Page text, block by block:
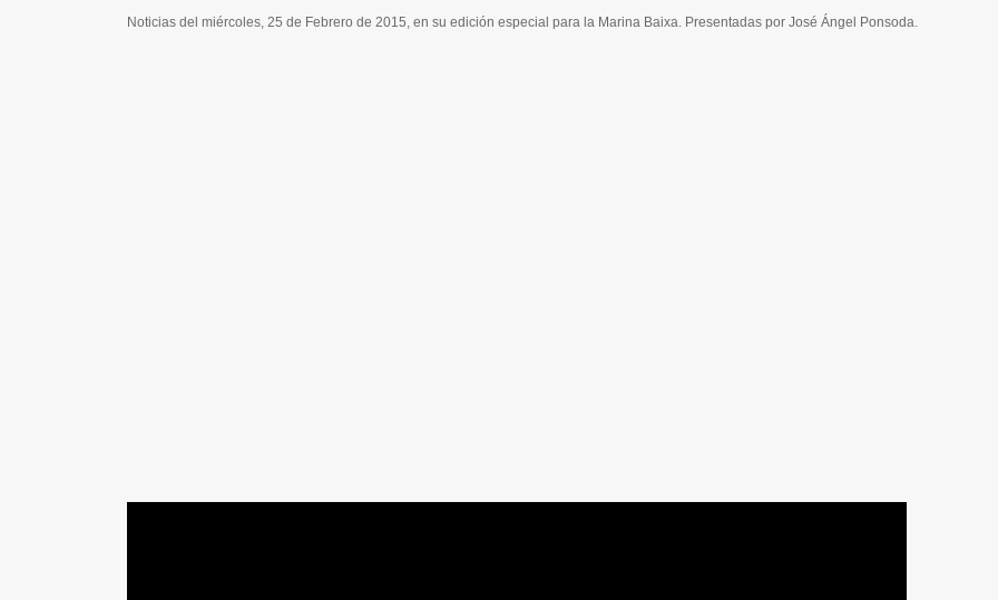
Noticias del miércoles, 25 de Febrero de 2015, en su edición especial para la Marina Baixa. Presentadas por José Ángel Ponsoda.